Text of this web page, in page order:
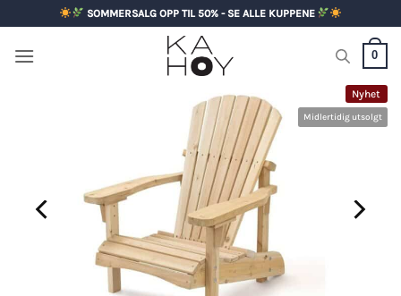
to
content
SOMMERSALG OPP TIL 50% - SE ALLE KUPPENE
0
Nyhet
Midlertidig utsolgt